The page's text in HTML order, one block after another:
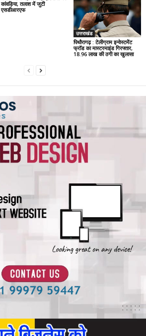
कांवड़िया, तलाश में जुटी
एसडीआरएफ
उत्तराखंड
पिथौरागढ़ : टेलीग्राम इन्वेस्टमेंट
फ्रॉड का मास्टरमाइंड गिरफ्तार,
18.96 लाख की ठगी का खुलासा